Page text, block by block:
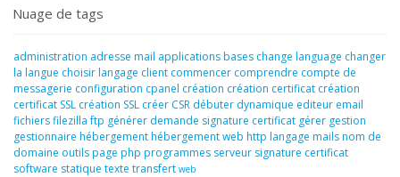
Nuage de tags
administration adresse mail applicationsbases change language changer
la langue choisir langage client commencer comprendre compte de
messagerie configuration cpanel création création certificat création
certificat SSL création SSL créer CSR débuter dynamique editeur email
fichiersfilezilla ftp générer demande signature certificat gérer gestion
gestionnaire hébergementhébergement web http langage mailsnom de
domaine outilspage php programmes serveur signature certificat
software statique texte transfert web